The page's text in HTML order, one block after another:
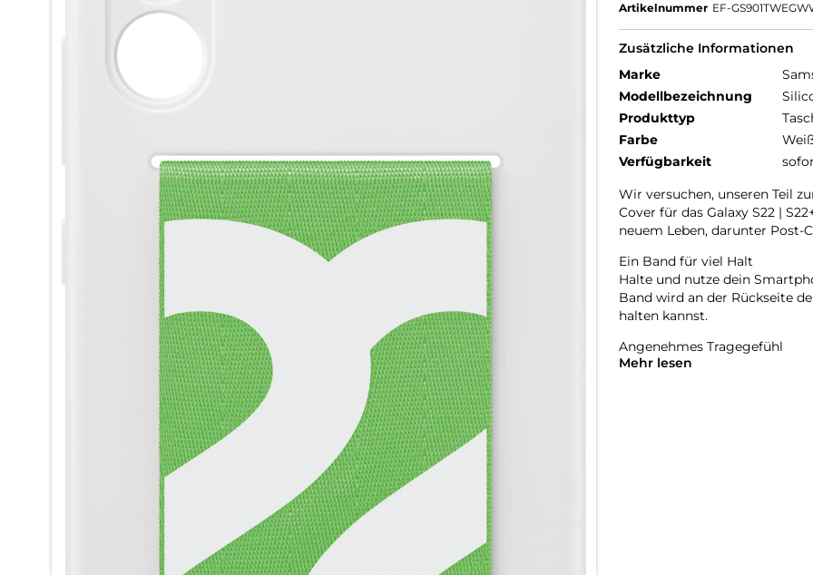
Artikelnummer EF-
Zusätzliche Informationen
Marke
Modellbezeichnung
Produkttyp
Farbe
Verfügbarkeit
Wir versuchen, unseren Teil
Cover für das Galaxy S22 |
neuem Leben, darunter Post-
Ein Band für viel Halt
Halte und nutze dein
Band wird an der Rückseite
halten kannst.
Angenehmes Tragegefühl
Das Cover passt sich an die
Mehr lesen